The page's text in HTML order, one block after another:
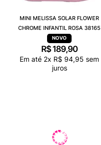
MINI MELISSA SOLAR FLOWER
CHROME INFANTIL ROSA 38165
R$ 189,90
Em até 2x R$ 94,95 sem
juros